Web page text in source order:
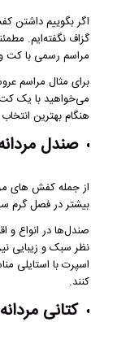
اگر بگوییم
گزاف نگفته‌ایم.
مراسم رسمی با کت و
برای مثال مراسم
می‌خواهید با یک
هنگام بهترین
صندل
از جمله کفش های
بیشتر در فصل گرم
صندل‌ها در انواع و
نظر سبک و زیبایی
اسپرت با استایلی
کنند.
کتانی مردانه